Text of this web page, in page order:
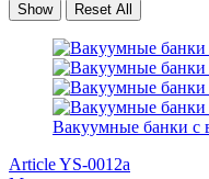
Show
Reset All
Вакуумные банки
Article YS-0012a